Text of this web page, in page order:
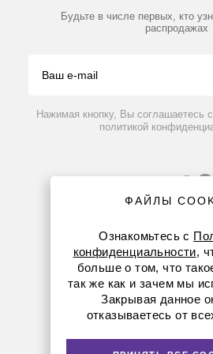
Система предварительной
Производители
Партнеры
Контакты
Будьте в числе первых, кто
распродажах
Нажимая кнопку, Вы соглашаетесь
политикой
8 (800) 234-
(+374 94)
ФАЙЛЫ
Ознакомьтесь с
конфиденциальности,
больше о том, что
так же как и зачем мы
Закрывая данное
отказываетесь от